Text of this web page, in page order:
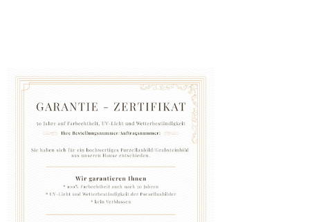
ZUFRIEDENHEITSGARANTIE
WARUM
KAUFEN?